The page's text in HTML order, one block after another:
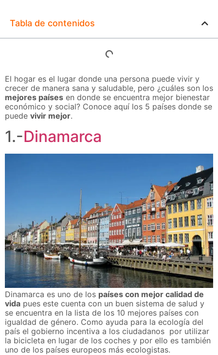
Tabla de contenidos
El hogar es el lugar donde una persona puede vivir y
crecer de manera sana y saludable, pero ¿cuáles son los
mejores países en donde se encuentra mejor bienestar
económico y social? Conoce aquí los 5 países donde se
puede vivir mejor.
1.-Dinamarca
Dinamarca es uno de los países con mejor calidad de
vida pues este cuenta con un buen sistema de salud y
se encuentra en la lista de los 10 mejores países con
igualdad de género. Como ayuda para la ecología del
país el gobierno incentiva a los ciudadanos por utilizar
la bicicleta en lugar de los coches y por ello es también
uno de los países europeos más ecologistas.